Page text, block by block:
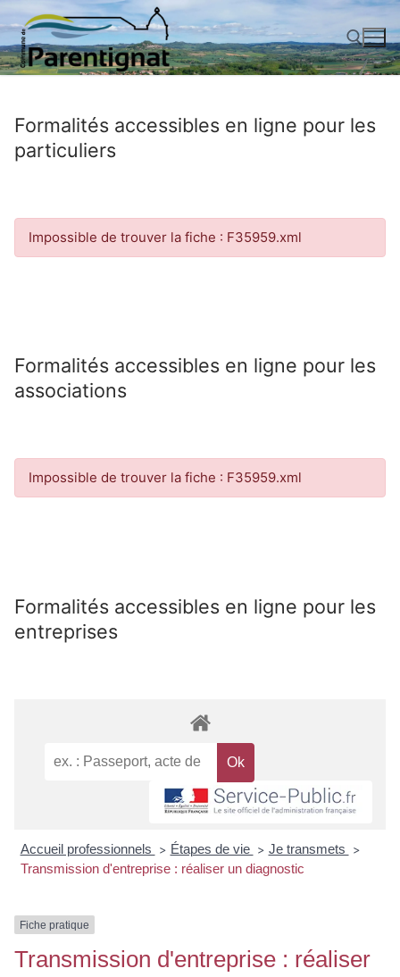
Aller
contenu
Formalités accessibles en ligne pour les
particuliers
Impossible de trouver la fiche : F35959.xml
Formalités accessibles en ligne pour les
associations
Impossible de trouver la fiche : F35959.xml
Formalités accessibles en ligne pour les
entreprises
Accueil professionnels > Étapes de vie > Je transmets >
Transmission d'entreprise : réaliser un diagnostic
Fiche pratique
Transmission d'entreprise : réaliser